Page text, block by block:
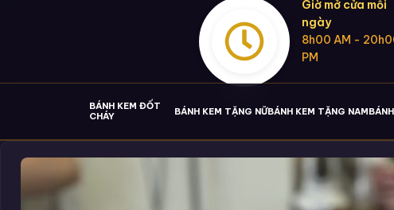
Giờ mở cửa mỗi
ngày
8h00 AM -
PM
BÁNH KEM ĐỐT
CHÁY
BÁNH KEM TẶNG NỮBÁNH KEM TẶNG NAM